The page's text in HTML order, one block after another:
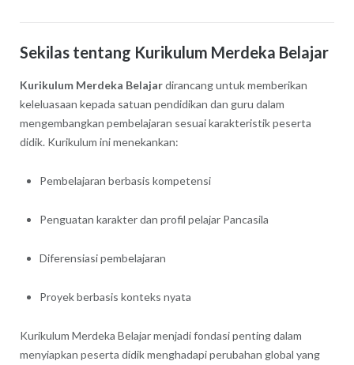
Sekilas tentang Kurikulum Merdeka Belajar
Kurikulum Merdeka Belajardirancang untuk memberikan
keleluasaan kepada satuan pendidikan dan guru dalam
mengembangkan pembelajaran sesuai karakteristik peserta
didik. Kurikulum ini menekankan:
Pembelajaran berbasis kompetensi
Penguatan karakter dan profil pelajar Pancasila
Diferensiasi pembelajaran
Proyek berbasis konteks nyata
Kurikulum Merdeka Belajar menjadi fondasi penting dalam
menyiapkan peserta didik menghadapi perubahan global yang